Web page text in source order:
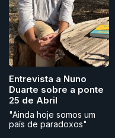
Entrevista a Nuno
Duarte sobre a ponte
25 de Abril
"Ainda hoje somos um
país de paradoxos"